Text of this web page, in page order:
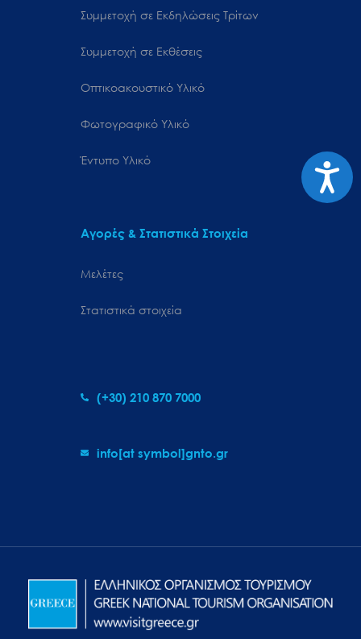
Συμμετοχή σε Εκδηλώσεις Τρίτων
Συμμετοχή σε Εκθέσεις
Οπτικοακουστικό Υλικό
Φωτογραφικό Υλικό
Έντυπο Υλικό
Αγορές & Στατιστικά Στοιχεία
Μελέτες
Στατιστικά στοιχεία
(+30) 210 870 7000
info[at symbol]gnto.gr